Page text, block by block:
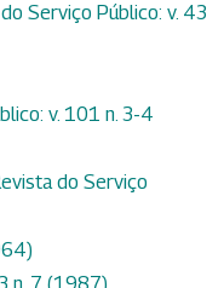
Serviço Público: v. 43
v. 101 n. 3-4
do Serviço